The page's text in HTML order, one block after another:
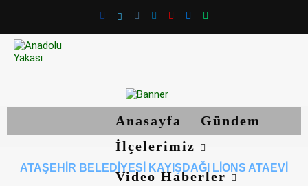
Anasayfa
Gündem
İlçelerimiz
Video Haberler
ATAŞEHIR BELEDIYESI KAYIŞDAĞI LIONS ATAEVI